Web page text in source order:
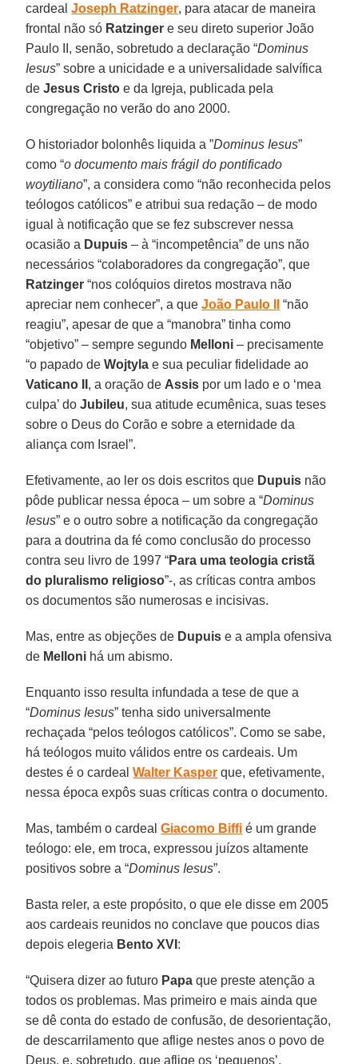
cardealJoseph Ratzinger, para atacar de maneira
frontal não só Ratzinger e seu direto superior João
Paulo II, senão, sobretudo a declaração “Dominus
Iesus” sobre a unicidade e a universalidade salvífica
deJesus Cristo e da Igreja, publicada pela
congregação no verão do ano 2000.
O historiador bolonhês liquida a ”Dominus Iesus”
como “o documento mais frágil do pontificado
woytiliano”, a considera como “não reconhecida pelos
teólogos católicos” e atribui sua redação – de modo
igual à notificação que se fez subscrever nessa
ocasião a Dupuis – à “incompetência” de uns não
necessários “colaboradores da congregação”, que
Ratzinger “nos colóquios diretos mostrava não
apreciar nem conhecer”, a queJoão Paulo II
“não
reagiu”, apesar de que a “manobra” tinha como
“objetivo” – sempre segundo Melloni – precisamente
“o papado deWojtyla e sua peculiar fidelidade ao
Vaticano II , a oração de Assis por um lado e o ‘mea
culpa’ doJubileu, sua atitude ecumênica, suas teses
sobre o Deus do Corão e sobre a eternidade da
aliança com Israel”.
Efetivamente, ao ler os dois escritos que Dupuis não
pôde publicar nessa época – um sobre a “Dominus
Iesus” e o outro sobre a notificação da congregação
para a doutrina da fé como conclusão do processo
contra seu livro de 1997 “Para uma teologia cristã
do pluralismo religioso”-, as críticas contra ambos
os documentos são numerosas e incisivas.
Mas, entre as objeções de Dupuis e a ampla ofensiva
de Melloni há um abismo.
Enquanto isso resulta infundada a tese de que a
“Dominus Iesus” tenha sido universalmente
rechaçada “pelos teólogos católicos”. Como se sabe,
há teólogos muito válidos entre os cardeais. Um
destes é o cardealWalter Kasper que, efetivamente,
nessa época expôs suas críticas contra o documento.
Mas, também o cardealGiacomo Biffi é um grande
teólogo: ele, em troca, expressou juízos altamente
positivos sobre a “Dominus Iesus”.
Basta reler, a este propósito, o que ele disse em 2005
aos cardeais reunidos no conclave que poucos dias
depois elegeria Bento XVI :
“Quisera dizer ao futuro Papa que preste atenção a
todos os problemas. Mas primeiro e mais ainda que
se dê conta do estado de confusão, de desorientação,
de descarrilamento que aflige nestes anos o povo de
Deus, e, sobretudo, que aflige os ‘pequenos’.